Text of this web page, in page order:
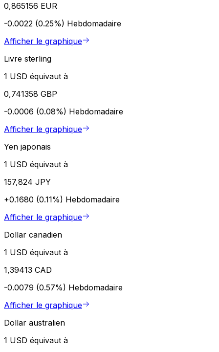
0,865156 EUR
-0.0022 (0.25%) Hebdomadaire
Afficher le graphique
Livre sterling
1 USD équivaut à
0,741358 GBP
-0.0006 (0.08%) Hebdomadaire
Afficher le graphique
Yen japonais
1 USD équivaut à
157,824 JPY
+0.1680 (0.11%) Hebdomadaire
Afficher le graphique
Dollar canadien
1 USD équivaut à
1,39413 CAD
-0.0079 (0.57%) Hebdomadaire
Afficher le graphique
Dollar australien
1 USD équivaut à